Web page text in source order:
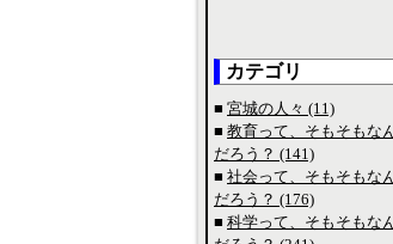
カテゴリ
■ 宮城の人々 (11)
■ 教育って、そもそもな
だろう？ (141)
■ 社会って、そもそもな
だろう？ (176)
■ 科学って、そもそもな